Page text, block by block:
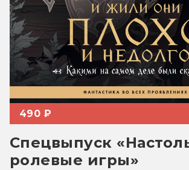
490 ₽
Спецвыпуск
ролевые игры»